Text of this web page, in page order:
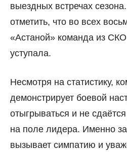
выездных встречах
отметить, что во всех
«Астаной» команда из
уступала.
Несмотря на статистику,
демонстрирует боевой
отыгрываться и не
на поле лидера. Именно
вызывает симпатию и